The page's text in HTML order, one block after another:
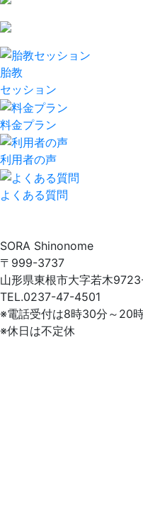
胎教
セッション
料金プラン
利用者の声
よくある質問
SORA Shinonome
〒999-3737
山形県東根市大字若木
TEL.0237-47-4501
※電話受付は8時30分～20
※休日は不定休